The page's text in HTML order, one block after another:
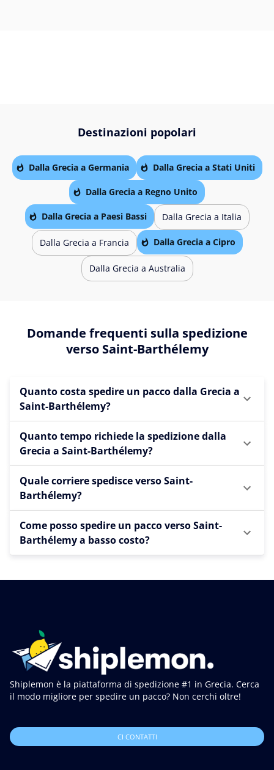
Destinazioni popolari
Dalla Grecia a Germania Dalla Grecia a Stati Uniti
Dalla Grecia a Regno Unito
Dalla Grecia a Paesi Bassi Dalla Grecia a Italia
Dalla Grecia a Francia Dalla Grecia a Cipro
Dalla Grecia a Australia
Domande frequenti sulla spedizione
verso Saint-Barthélemy
Quanto costa spedire un pacco dalla Grecia a
Saint-Barthélemy?
Quanto tempo richiede la spedizione dalla
Grecia a Saint-Barthélemy?
Quale corriere spedisce verso Saint-
Barthélemy?
Come posso spedire un pacco verso Saint-
Barthélemy a basso costo?
Shiplemon è la piattaforma di spedizione #1 in Grecia. Cerca
il modo migliore per spedire un pacco? Non cerchi oltre!
CI CONTATTI